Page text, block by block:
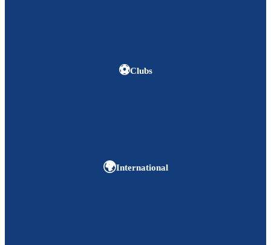
⚽Clubs
🌍International